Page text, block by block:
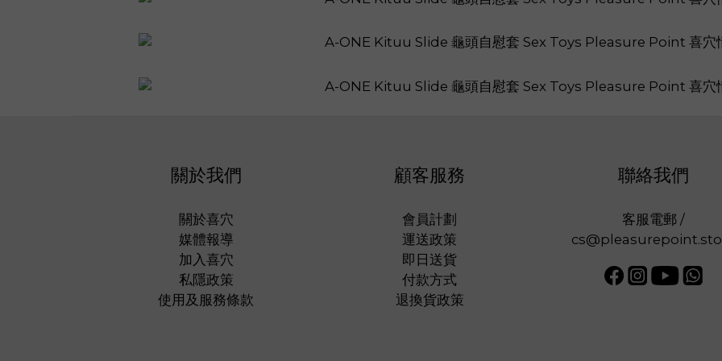
關於我們
關於喜穴
媒體報導
加入喜穴
私隱政策
使用及服務條款
顧客服務
會員計劃
運送政策
即日送貨
付款方式
退換貨政策
聯絡我們
客服電郵 /